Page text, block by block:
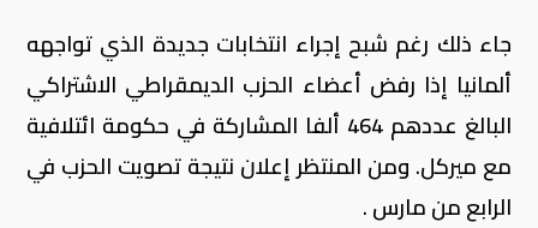
جاء ذلك رغم شبح إجراء انتخابات جديدة الذي تواجهه
ألمانيا إذا رفض أعضاء الحزب الديمقراطي الاشتراكي
البالغ عددهم 464 ألفا المشاركة في حكومة ائتلافية
مع ميركل. ومن المنتظر إعلان نتيجة تصويت الحزب في
الرابع من مارس .